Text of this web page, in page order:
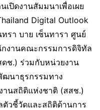
เปิดงานสัมมนาเพื่อเผย
Digital Outlook
รา บาย เซ็นทารา ศูนย์
งานคณะกรรมการดิจิทัล
ดช.) ร่วมกับหน่วยงาน
ฒนาธุรกรรมทาง
านสถิติแห่งชาติ (สสช.)
ตัวชี้วัดและสถิติด้านการ